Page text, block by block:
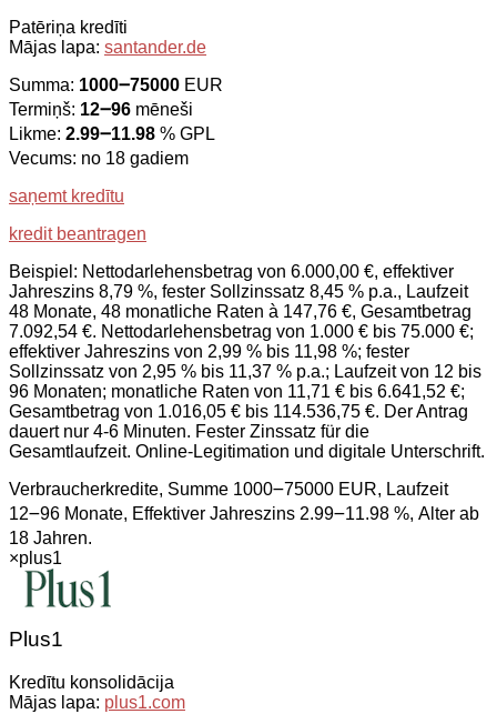
Patēriņa kredīti
Mājas lapa: santander.de
Summa: 1000౼75000 EUR
Termiņš: 12౼96 mēneši
Likme: 2.99౼11.98 % GPL
Vecums: no 18 gadiem
saņemt kredītu
kredit beantragen
Beispiel: Nettodarlehensbetrag von 6.000,00 €, effektiver
Jahreszins 8,79 %, fester Sollzinssatz 8,45 % p.a., Laufzeit
48 Monate, 48 monatliche Raten à 147,76 €, Gesamtbetrag
7.092,54 €. Nettodarlehensbetrag von 1.000 € bis 75.000 €;
effektiver Jahreszins von 2,99 % bis 11,98 %; fester
Sollzinssatz von 2,95 % bis 11,37 % p.a.; Laufzeit von 12 bis
96 Monaten; monatliche Raten von 11,71 € bis 6.641,52 €;
Gesamtbetrag von 1.016,05 € bis 114.536,75 €. Der Antrag
dauert nur 4-6 Minuten. Fester Zinssatz für die
Gesamtlaufzeit. Online-Legitimation und digitale Unterschrift.
Verbraucherkredite, Summe 1000౼75000 EUR, Laufzeit
12౼96 Monate, Effektiver Jahreszins 2.99౼11.98 %, Alter ab
18 Jahren.
×plus1
Plus1
Kredītu konsolidācija
Mājas lapa: plus1.com